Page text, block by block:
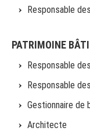
Responsable
PATRIMOINE BÂTI
Responsable
Responsable
Gestionnaire de
Architecte